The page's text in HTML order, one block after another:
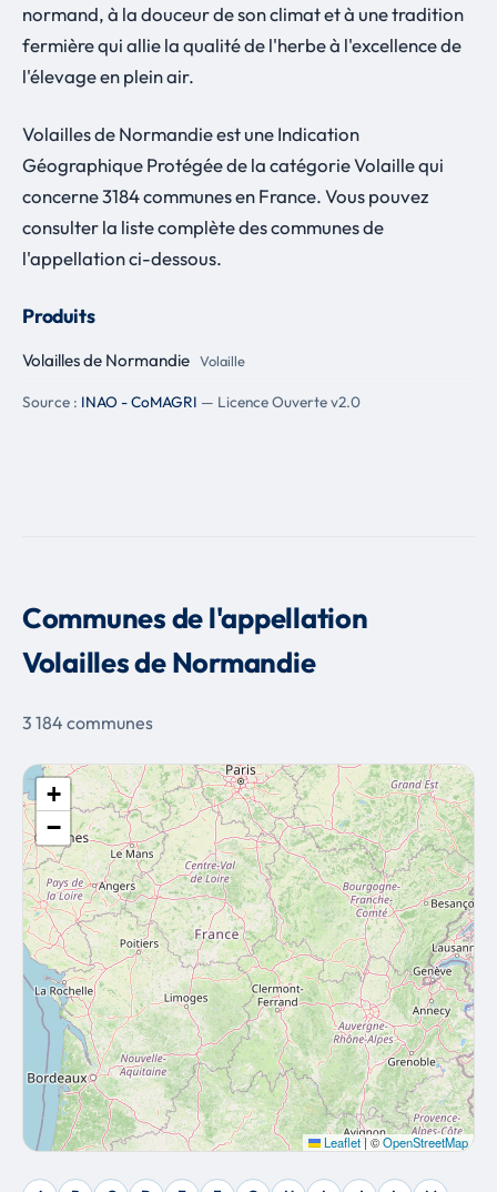
normand, à la douceur de son climat et à une tradition
fermière qui allie la qualité de l'herbe à l'excellence de
l'élevage en plein air.
Volailles de Normandie est une Indication
Géographique Protégée de la catégorie Volaille qui
concerne 3184 communes en France. Vous pouvez
consulter la liste complète des communes de
l'appellation ci-dessous.
Produits
Volailles de Normandie Volaille
Source : INAO - CoMAGRI — Licence Ouverte v2.0
Communes de l'appellation
Volailles de Normandie
3 184 communes
+
−
Leaflet| ©OpenStreetMap